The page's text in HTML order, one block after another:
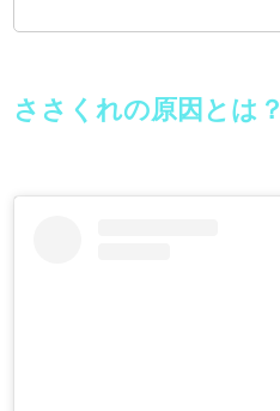
ささくれの原因とは？